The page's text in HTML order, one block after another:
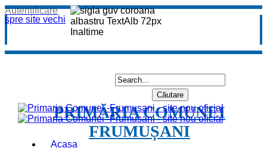
spre site vechi
Autentificare
PRIMĂRIA COMUNEI
FRUMUȘANI
Acasa